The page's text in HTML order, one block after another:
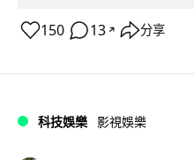
150 13 ↗ 分享
科技娛樂 影視娛樂